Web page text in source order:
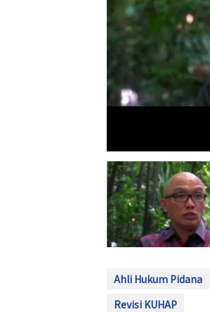
Ahli Hukum Pidana
Revisi KUHAP